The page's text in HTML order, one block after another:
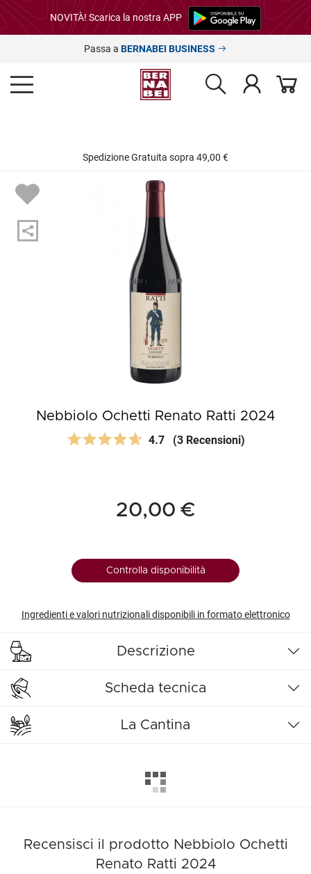
NOVITÀ! Scarica la nostra APP
Passa a BERNABEI BUSINESS
Spedizione Gratuita sopra 49,00 €
Nebbiolo Ochetti Renato Ratti 2024
4.7 (3 Recensioni)
20,00 €
Controlla disponibilità
Ingredienti e valori nutrizionali disponibili in formato elettronico
Descrizione
Scheda tecnica
La Cantina
Recensisci il prodotto Nebbiolo Ochetti
Renato Ratti 2024